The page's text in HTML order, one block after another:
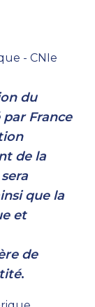
du
France
de la
que la
et
de
.